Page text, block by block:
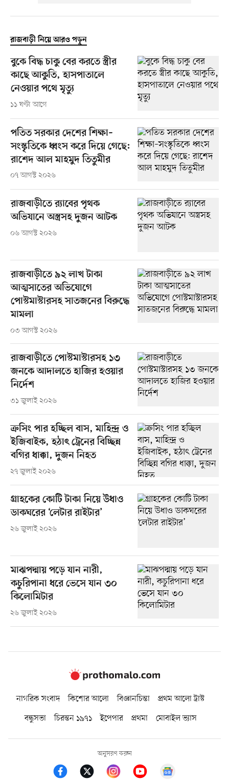
রাজবাড়ী নিয়ে আরও পড়ুন
বুকে বিদ্ধ চাকু বের করতে স্ত্রীর
কাছে আকুতি, হাসপাতালে
নেওয়ার পথে মৃত্যু
১১ ঘণ্টা আগে
পতিত সরকার দেশের শিক্ষা–
সংস্কৃতিকে ধ্বংস করে দিয়ে গেছে:
রাশেদ আল মাহমুদ তিতুমীর
০৭ আগস্ট ২০২৬
রাজবাড়ীতে র‍্যাবের পৃথক
অভিযানে অস্ত্রসহ দুজন আটক
০৬ আগস্ট ২০২৬
রাজবাড়ীতে ৯২ লাখ টাকা
আত্মসাতের অভিযোগে
পোস্টমাস্টারসহ সাতজনের বিরুদ্ধে
মামলা
০৩ আগস্ট ২০২৬
রাজবাড়ীতে পোস্টমাস্টারসহ ১৩
জনকে আদালতে হাজির হওয়ার
নির্দেশ
৩১ জুলাই ২০২৬
ক্রসিং পার হচ্ছিল বাস, মাহিন্দ্র ও
ইজিবাইক, হঠাৎ ট্রেনের বিচ্ছিন্ন
বগির ধাক্কা, দুজন নিহত
২৭ জুলাই ২০২৬
গ্রাহকের কোটি টাকা নিয়ে উধাও
ডাকঘরের ‘লেটার রাইটার’
২৬ জুলাই ২০২৬
মাঝপদ্মায় পড়ে যান নারী,
কচুরিপানা ধরে ভেসে যান ৩০
কিলোমিটার
২৬ জুলাই ২০২৬
নাগরিক সংবাদ কিশোর আলো বিজ্ঞানচিন্তা
প্রথম আলো ট্রাস্ট
বন্ধুসভা
চিরন্তন ১৯৭১ ইপেপার প্রথমা মোবাইল ভ্যাস
অনুসরণ করুন